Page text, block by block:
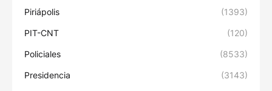
Piriápolis (1393)
PIT-CNT (120)
Policiales (8533)
Presidencia (3143)